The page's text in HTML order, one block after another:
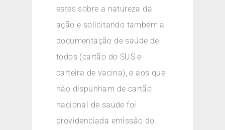
estes sobre a natureza da
ação e solicitando também a
documentação de saúde de
todos (cartão do SUS e
carteira de vacina), e aos que
não dispunham de cartão
nacional de saúde foi
providenciada emissão do